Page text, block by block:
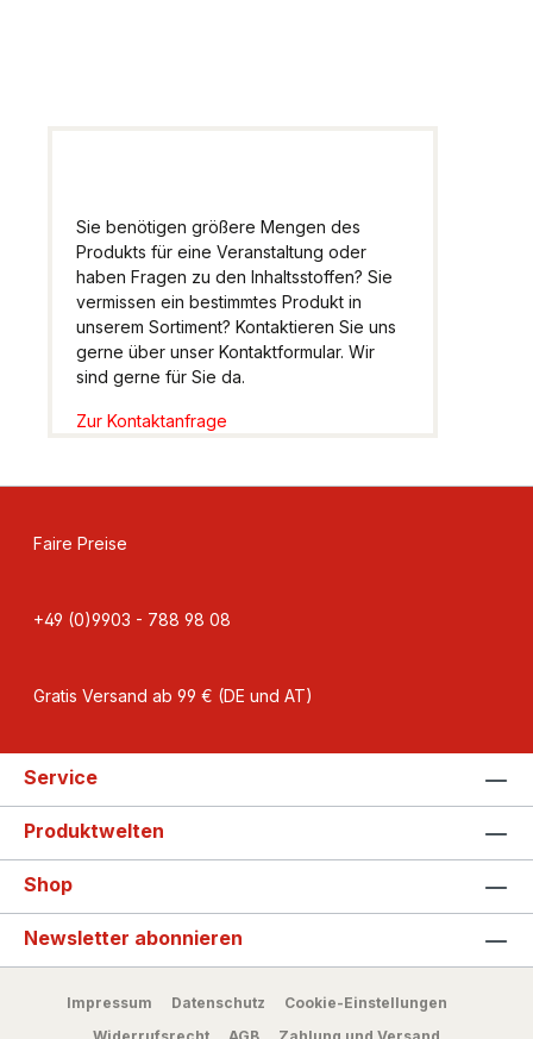
Sie benötigen größere Mengen des
Produkts für eine Veranstaltung oder
haben Fragen zu den Inhaltsstoffen? Sie
vermissen ein bestimmtes Produkt in
unserem Sortiment? Kontaktieren Sie uns
gerne über unser Kontaktformular. Wir
sind gerne für Sie da.
Zur Kontaktanfrage
Faire Preise
+49 (0)9903 - 788 98 08
Gratis Versand ab 99 € (DE und AT)
Service
Produktwelten
Shop
Newsletter abonnieren
Impressum Datenschutz
Cookie-Einstellungen